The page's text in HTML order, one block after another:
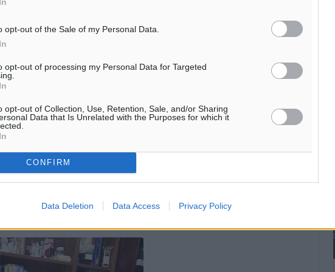
opt-out of the Sale of my Personal Data.
opt-out of processing my Personal Data for Targeted
opt-out of Collection, Use, Retention, Sale, and/or Sharing
Data that Is Unrelated with the Purposes for which it
CONFIRM
Data Deletion Data Access Privacy Policy
φέτος είναι ότι
πέρα από τα μονόκλινα,
αναπτύξει σε δύο
δίνοντας τη
πακέτο της διαμονής
άνοδο, άρα οι
στον δικό μας Όμιλο από
σεζόν οι ενδείξεις
ότι η τάση ανόδου των